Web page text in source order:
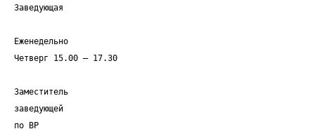
Заведующая
Еженедельно
Четверг 15.00 – 17.30
Заместитель
заведующей
по ВР